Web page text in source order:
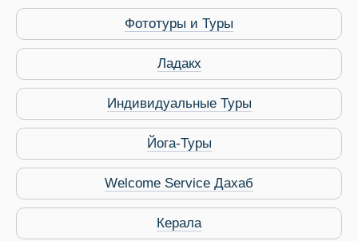
Путеводитель по
Фототуры и Туры
Ладакх
Индивидуальные Туры
Йога-Туры
Welcome Service Дахаб
Керала